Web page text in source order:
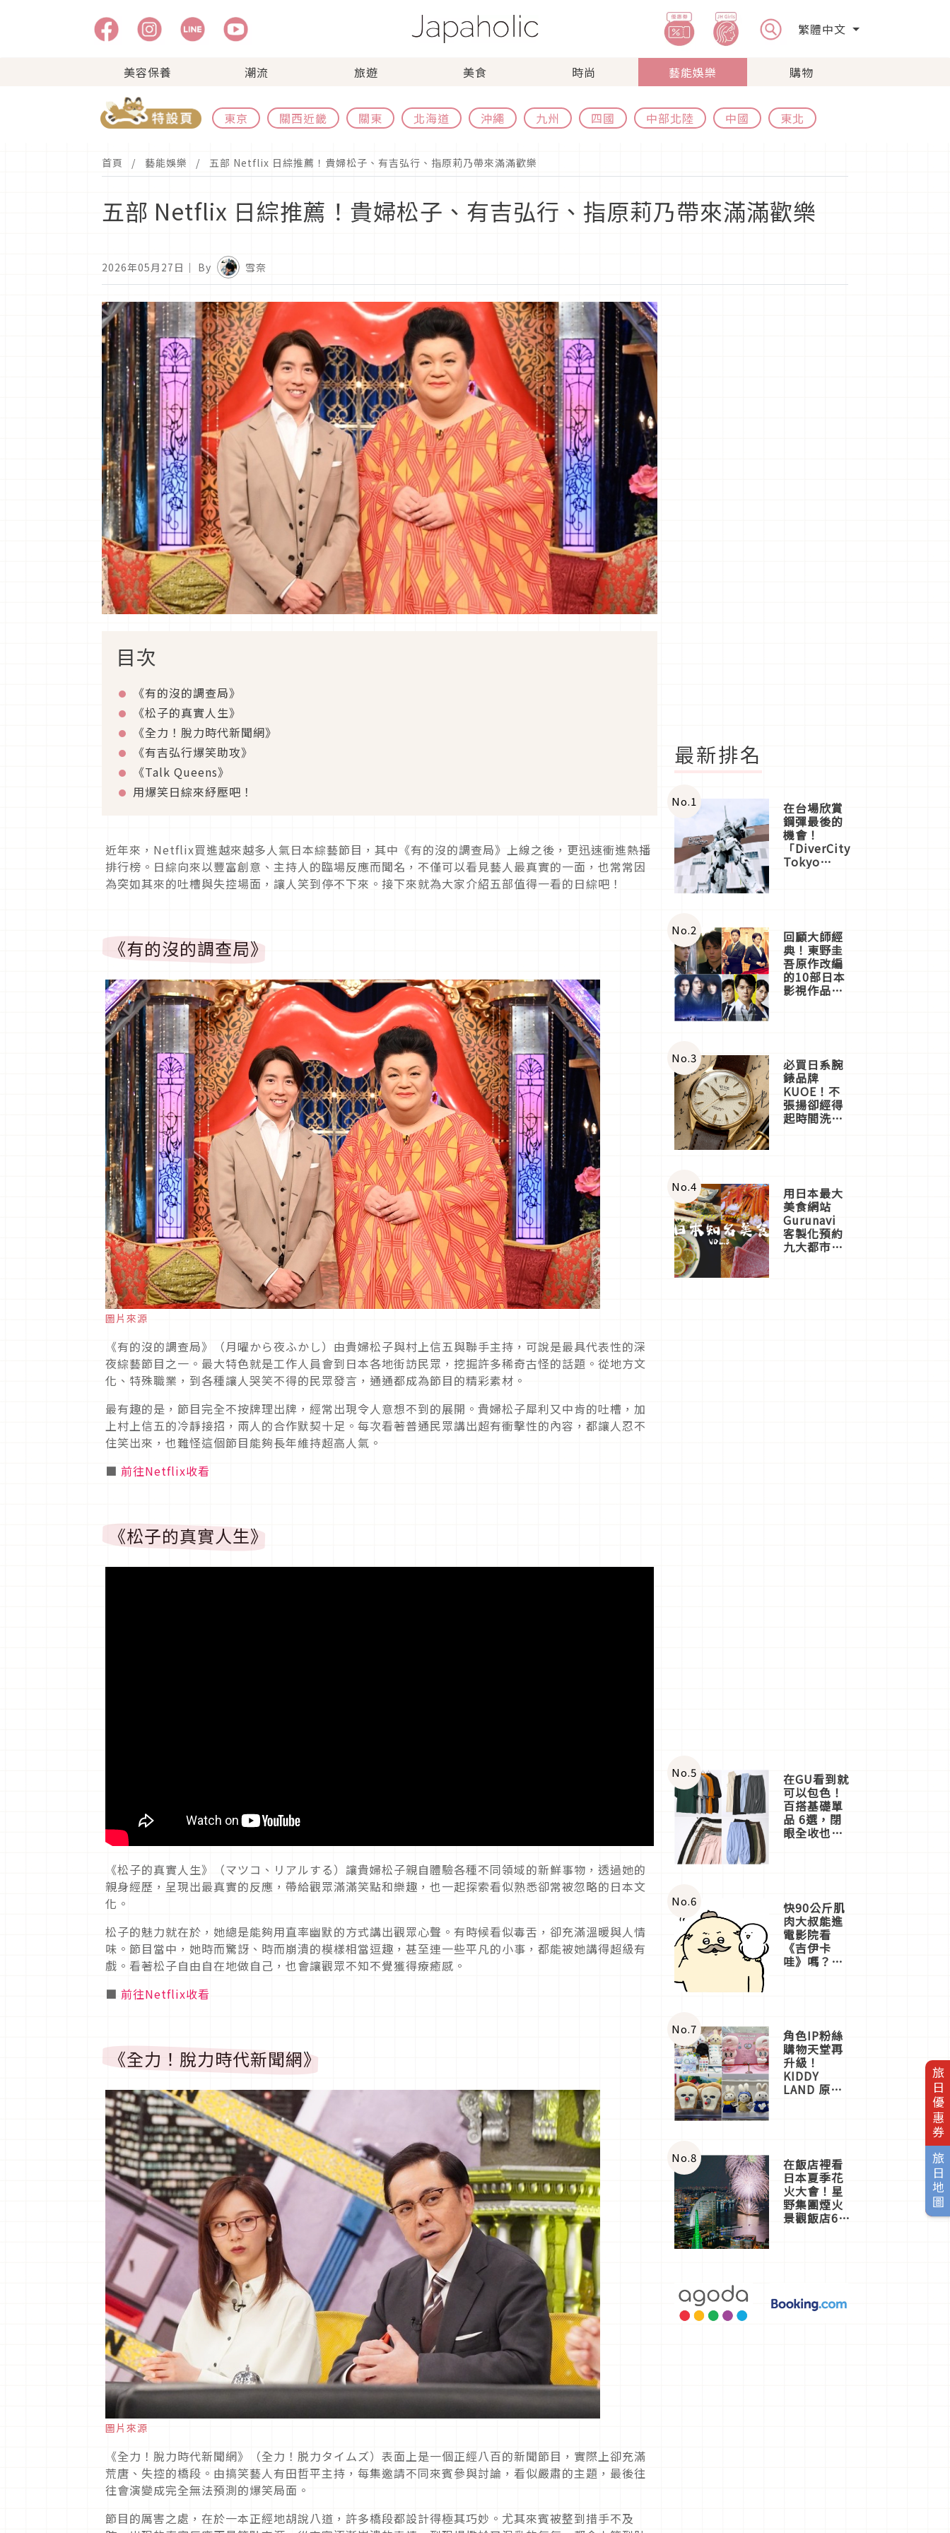
繁體中文
美容保養 潮流 旅遊 美食 時尚 藝能娛樂 購物
東京 關西近畿 關東 北海道 沖繩 九州 四國 中部北陸 中國 東北
旅日優惠券
旅日地圖
首頁 藝能娛樂 五部 Netflix 日綜推薦！貴婦松子、有吉弘行、指原莉乃帶來滿滿歡樂
五部 Netflix 日綜推薦！貴婦松子、有吉弘行、指原莉乃帶來滿滿歡樂
2026年05月27日 ｜ By 雪奈
目次
《有的沒的調查局》
《松子的真實人生》
《全力！脫力時代新聞網》
《有吉弘行爆笑助攻》
《Talk Queens》
用爆笑日綜來紓壓吧！
近年來， Netflix買進越來越多人氣日本綜藝節目，其中《有的沒的調查局》上線之後，更迅速衝進熱播
排行榜。日綜向來以豐富創意、主持人的臨場反應而聞名，不僅可以看見藝人最真實的一面，也常常因
為突如其來的吐槽與失控場面，讓人笑到停不下來。接下來就為大家介紹五部值得一看的日綜吧！
《有的沒的調查局》
圖片來源
《有的沒的調查局》（月曜から夜ふかし）由貴婦松子與村上信五與聯手主持，可說是最具代表性的深
夜綜藝節目之一。最大特色就是工作人員會到日本各地街訪民眾，挖掘許多稀奇古怪的話題。從地方文
化、特殊職業，到各種讓人哭笑不得的民眾發言，通通都成為節目的精彩素材。
最有趣的是，節目完全不按牌理出牌，經常出現令人意想不到的展開。貴婦松子犀利又中肯的吐槽，加
上村上信五的冷靜接招，兩人的合作默契十足。每次看著普通民眾講出超有衝擊性的內容，都讓人忍不
住笑出來，也難怪這個節目能夠長年維持超高人氣。
■ 前往Netflix收看
《松子的真實人生》
《松子的真實人生》（マツコ、リアルする）讓貴婦松子親自體驗各種不同領域的新鮮事物，透過她的
親身經歷，呈現出最真實的反應，帶給觀眾滿滿笑點和樂趣，也一起探索看似熟悉卻常被忽略的日本文
化。
松子的魅力就在於，她總是能夠用直率幽默的方式講出觀眾心聲。有時候看似毒舌，卻充滿溫暖與人情
味。節目當中，她時而驚訝、時而崩潰的模樣相當逗趣，甚至連一些平凡的小事，都能被她講得超級有
戲。看著松子自由自在地做自己，也會讓觀眾不知不覺獲得療癒感。
■ 前往Netflix收看
《全力！脫力時代新聞網》
圖片來源
《全力！脫力時代新聞網》（全力！脱力タイムズ）表面上是一個正經八百的新聞節目，實際上卻充滿
荒唐、失控的橋段。由搞笑藝人有田哲平主持，每集邀請不同來賓參與討論，看似嚴肅的主題，最後往
往會演變成完全無法預測的爆笑局面。
節目的厲害之處，在於一本正經地胡說八道，許多橋段都設計得極其巧妙。尤其來賓被整到措手不及
最新排名
No.1 在台場欣賞
鋼彈最後的
機會！
「DiverCity
Tokyo
體驗
No.2 回顧大師經
典！東野圭
吾原作改編
的10部日本
影視作品推
No.3 必買日系腕
錶品牌
KUOE！不
張揚卻經得
起時間洗鍊
No.4 用日本最大
美食網站
Gurunavi
客製化預約
九大都市餐
No.5 在GU看到就
可以包色！
百搭基礎單
品 6選，閉
眼全收也不
No.6 快90公斤肌
肉大叔能進
電影院看
《吉伊卡
哇》嗎？日
一同給出了
答案
No.7 角色IP粉絲
購物天堂再
升級！
KIDDY
LAND 原宿
店3分即達
No.8 在飯店裡看
日本夏季花
火大會！星
野集團煙火
景觀飯店6